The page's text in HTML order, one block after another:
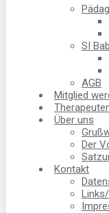
SI
AGB
Mitglied
Über uns
Der
Kontakt